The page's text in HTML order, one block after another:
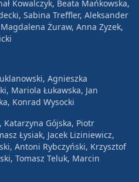
Kowalczyk, Beata Mańkowska,
Sabina Treffler, Aleksander
Żuraw, Anna Zyzek,
Agnieszka
Mariola Łukawska, Jan
Konrad Wysocki
Katarzyna Gójska, Piotr
Łysiak, Jacek Liziniewicz,
Antoni Rybczyński, Krzysztof
Tomasz Teluk, Marcin